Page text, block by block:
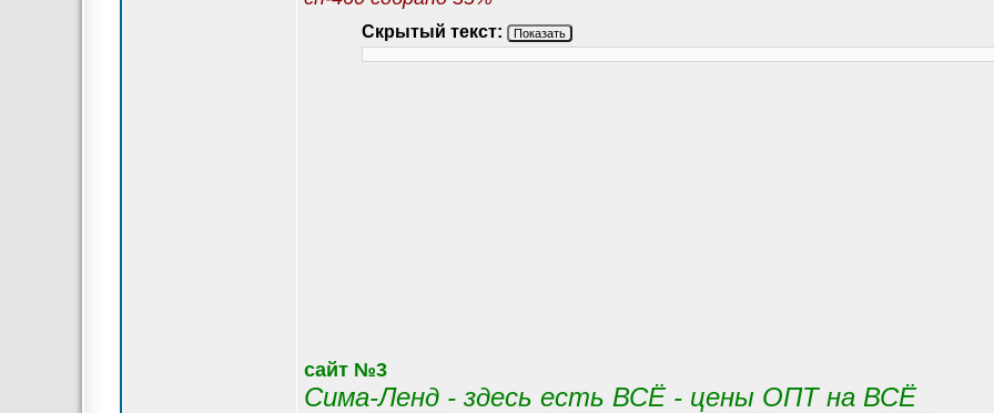
Скрытый текст: Показать
сайт №3
Сима-Ленд - здесь есть ВСЁ - цены ОПТ на ВСЁ